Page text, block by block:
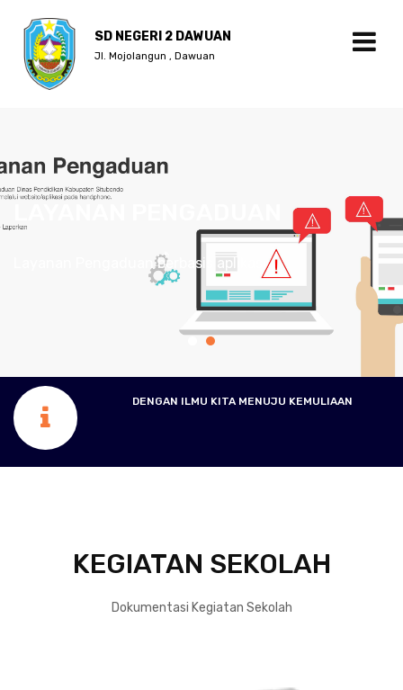
SD NEGERI 2 DAWUAN
Jl. Mojolangun , Dawuan
Layanan Pengaduan berbasis aplikasi
DENGAN ILMU KITA MENUJU KEMULIAAN
KEGIATAN SEKOLAH
Dokumentasi Kegiatan Sekolah